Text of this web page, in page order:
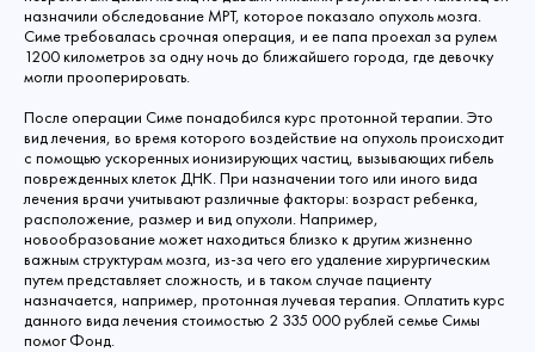
назначили обследование МРТ, которое показало опухоль мозга.
Симе требовалась срочная операция, и ее папа проехал за рулем
1200 километров за одну ночь до ближайшего города, где девочку
могли прооперировать.
После операции Симе понадобился курс протонной терапии. Это
вид лечения, во время которого воздействие на опухоль происходит
с помощью ускоренных ионизирующих частиц, вызывающих гибель
поврежденных клеток ДНК. При назначении того или иного вида
лечения врачи учитывают различные факторы: возраст ребенка,
расположение, размер и вид опухоли. Например,
новообразование может находиться близко к другим жизненно
важным структурам мозга, из-за чего его удаление хирургическим
путем представляет сложность, и в таком случае пациенту
назначается, например, протонная лучевая терапия. Оплатить курс
данного вида лечения стоимостью 2 335 000 рублей семье Симы
помог Фонд.